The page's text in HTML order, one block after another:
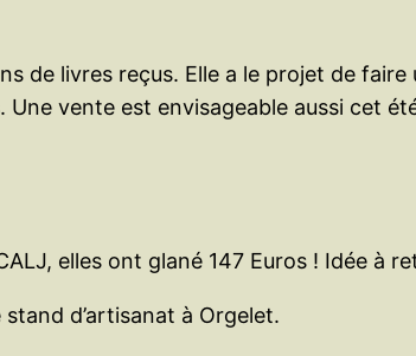
de livres reçus. Elle a le projet de faire
vente est envisageable aussi cet
elles ont glané 147 Euros ! Idée à
d’artisanat à Orgelet.